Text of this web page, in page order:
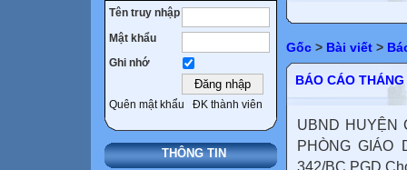
Tên truy nhập
Mật khẩu
Ghi nhớ
Quên mật khẩu ĐK thành viên
THÔNG TIN
Gốc > Bài viết >
BÁO CÁO
UBND HUYỆN
PHÒNG
342/BC.PGD